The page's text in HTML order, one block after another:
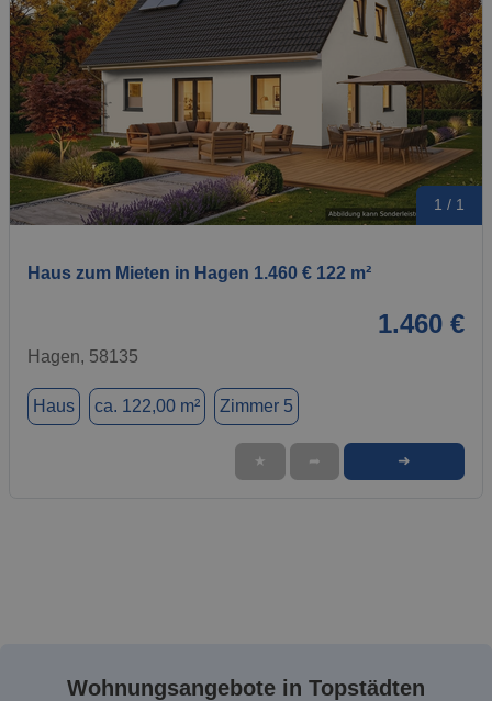
1 / 1
Haus zum Mieten in Hagen 1.460 € 122 m²
1.460 €
Hagen, 58135
Haus ca. 122,00 m² Zimmer 5
★ ➦ ➜
Wohnungsangebote in Topstädten